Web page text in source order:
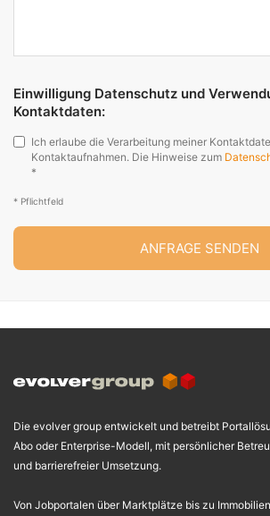
Einwilligung Datenschutz und
Kontaktdaten:
Ich erlaube die Verarbeitung meiner
Kontaktaufnahmen. Die Hinweise zum
*
* Pflichtfeld
ANFRAGE SENDEN
Die evolver group entwickelt und betreibt
Abo oder Enterprise-Modell, mit persönlicher
und barrierefreier Umsetzung.
Von Jobportalen über Marktplätze bis zu